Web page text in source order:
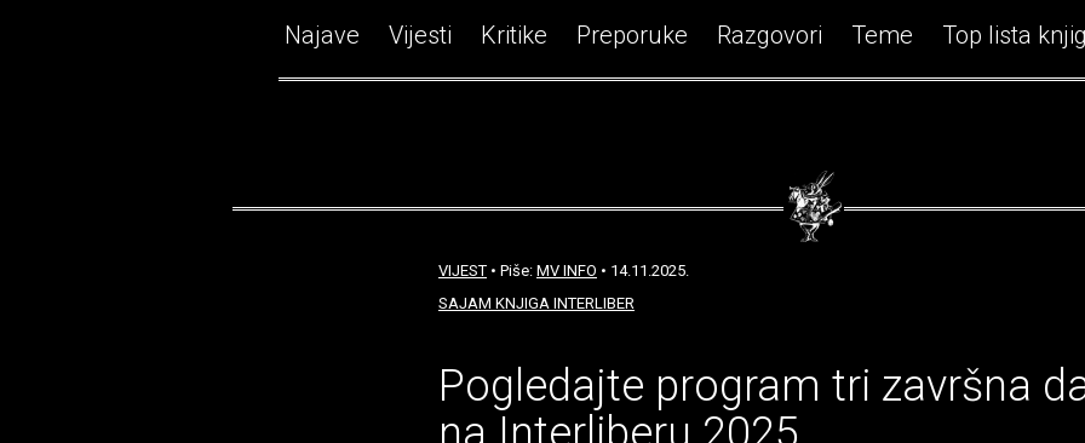
Najave Vijesti Kritike Preporuke Razgovori Teme Top lista
VIJEST • Piše: MV INFO • 14.11.2025.
SAJAM KNJIGA INTERLIBER
Pogledajte program tri završna
na Interliberu 2025.